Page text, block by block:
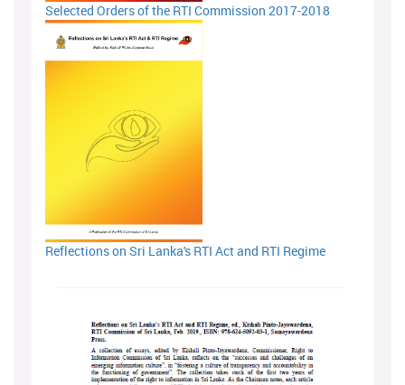
Selected Orders of the RTI Commission 2017-2018
Reflections on Sri Lanka's RTI Act and RTI Regime